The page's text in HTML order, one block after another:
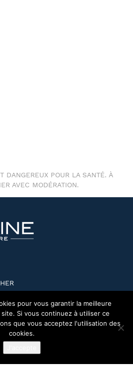
DANGEREUX POUR LA SANTÉ. À
AVEC MODÉRATION.
pour vous garantir la meilleure
Si vous continuez à utiliser ce
que vous acceptez l'utilisation des
cookies.